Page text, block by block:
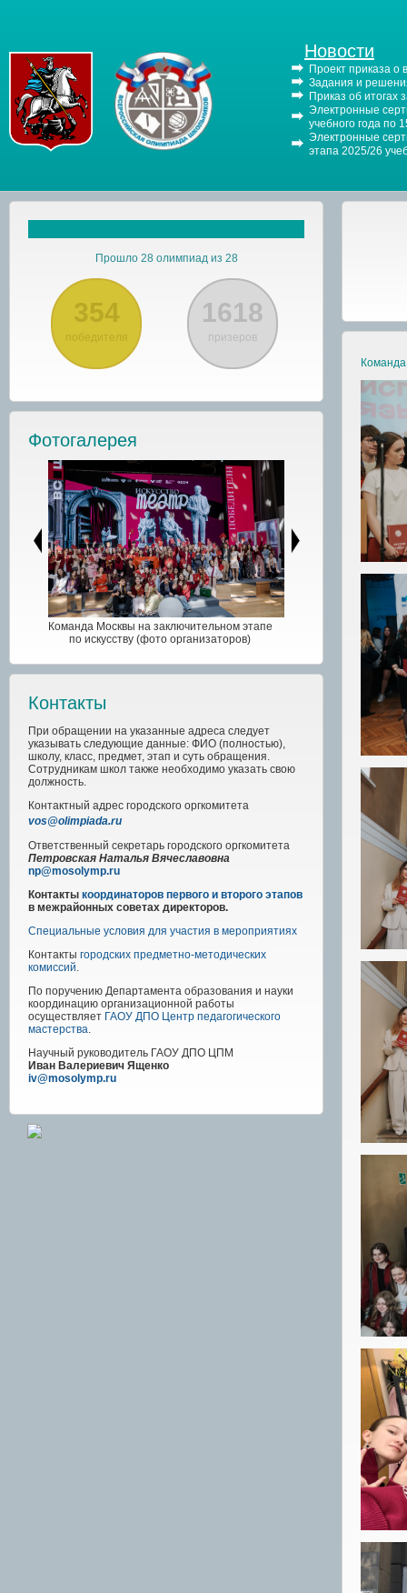
Новости
Проект приказа о
Задания и
Приказ об итогах
Электронные
учебного года по
Электронные
этапа 2025/26
Прошло 28 олимпиад из 28
354
победителя
1618
призеров
Фотогалерея
Команда Москвы на заключительном этапе
по искусству (фото организаторов)
Контакты
При обращении на указанные адреса следует
указывать следующие данные: ФИО (полностью),
школу, класс, предмет, этап и суть обращения.
Сотрудникам школ также необходимо указать свою
должность.
Контактный адрес городского оргкомитета
vos@olimpiada.ru
Ответственный секретарь городского оргкомитета
Петровская Наталья Вячеславовна
np@mosolymp.ru
Контакты координаторов первого и второго этапов
в межрайонных советах директоров.
Специальные условия для участия в мероприятиях
Контакты городских предметно-методических
комиссий.
По поручению Департамента образования и науки
координацию организационной работы
осуществляет ГАОУ ДПО Центр педагогического
мастерства.
Научный руководитель ГАОУ ДПО ЦПМ
Иван Валериевич Ященко
iv@mosolymp.ru